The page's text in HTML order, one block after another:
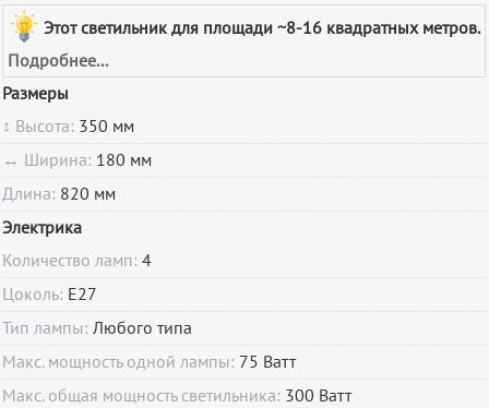
Этот светильник для площади ~8-16 квадратных метров.
Подробнее...
Размеры
↕ Высота: 350 мм
↔ Ширина: 180 мм
Длина: 820 мм
Электрика
Количество ламп:4
Цоколь: E27
Тип лампы:Любого типа
Макс. мощность одной лампы: 75 Ватт
Макс. общая мощность светильника: 300 Ватт